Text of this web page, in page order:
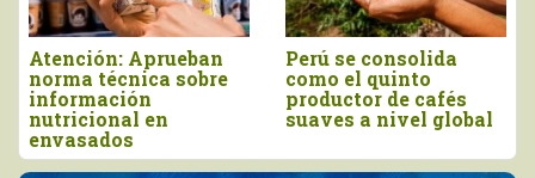
Atención: Aprueban
norma técnica sobre
información
nutricional en
envasados
Perú se consolida
como el quinto
productor de cafés
suaves a nivel global